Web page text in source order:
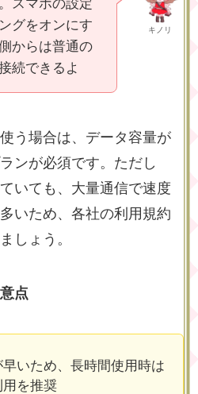
キノリ
スマホの設定
グをオンにす
からは普通の
続できるよ
う場合は、データ容量が
ンが必須です。ただし
いても、大量通信で速度
いため、各社の利用規約
しょう。
点
いため、長時間使用時は
を推奨